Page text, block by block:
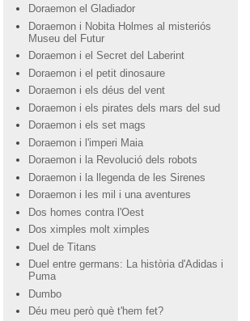
Doraemon el Gladiador
Doraemon i Nobita Holmes al misteriós
Museu del Futur
Doraemon i el Secret del Laberint
Doraemon i el petit dinosaure
Doraemon i els déus del vent
Doraemon i els pirates dels mars del sud
Doraemon i els set mags
Doraemon i l'imperi Maia
Doraemon i la Revolució dels robots
Doraemon i la llegenda de les Sirenes
Doraemon i les mil i una aventures
Dos homes contra l'Oest
Dos ximples molt ximples
Duel de Titans
Duel entre germans: La història d'Adidas i
Puma
Dumbo
Déu meu però què t'hem fet?